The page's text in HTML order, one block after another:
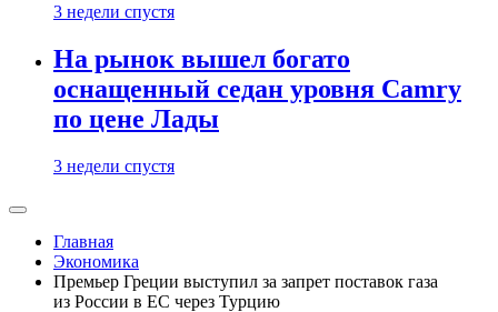
3 недели спустя
На рынок вышел богато
оснащенный седан уровня Camry
по цене Лады
3 недели спустя
Главная
Экономика
Премьер Греции выступил за запрет поставок газа
из России в ЕС через Турцию